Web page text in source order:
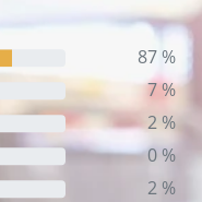
87 %
7 %
2 %
0 %
2 %